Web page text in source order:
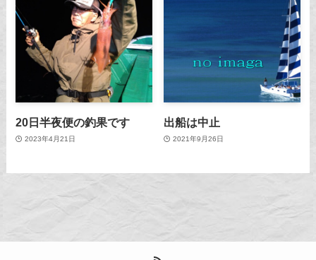
20日半夜便の釣果です
2023年4月21日
出船は中止
2021年9月26日